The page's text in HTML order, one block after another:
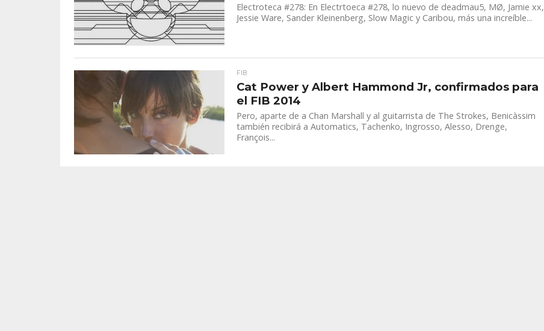
Electroteca #278: En Electrtoeca #278, lo nuevo de deadmau5, MØ, Jamie xx,
Jessie Ware, Sander Kleinenberg, Slow Magic y Caribou, más una increíble...
FIB
Cat Power y Albert Hammond Jr, confirmados para
el FIB 2014
Pero, aparte de a Chan Marshall y al guitarrista de The Strokes, Benicàssim
también recibirá a Automatics, Tachenko, Ingrosso, Alesso, Drenge,
François...